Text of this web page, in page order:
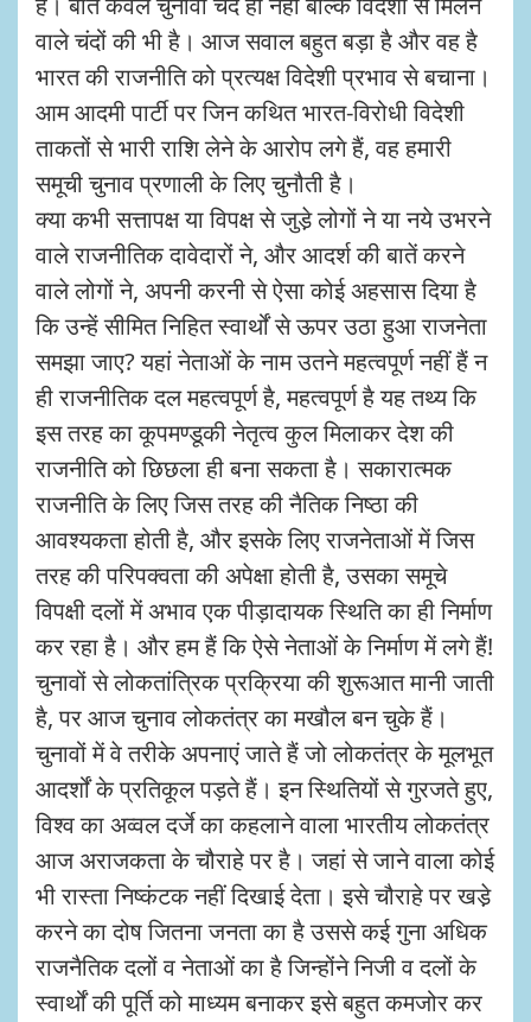
वाले चंदों की भी है। आज सवाल बहुत बड़ा है और वह है
भारत की राजनीति को प्रत्यक्ष विदेशी प्रभाव से बचाना।
आम आदमी पार्टी पर जिन कथित भारत-विरोधी विदेशी
ताकतों से भारी राशि लेने के आरोप लगे हैं, वह हमारी
समूची चुनाव प्रणाली के लिए चुनौती है।
क्या कभी सत्तापक्ष या विपक्ष से जुडे़ लोगों ने या नये उभरने
वाले राजनीतिक दावेदारों ने, और आदर्श की बातें करने
वाले लोगों ने, अपनी करनी से ऐसा कोई अहसास दिया है
कि उन्हें सीमित निहित स्वार्थों से ऊपर उठा हुआ राजनेता
समझा जाए? यहां नेताओं के नाम उतने महत्वपूर्ण नहीं हैं न
ही राजनीतिक दल महत्वपूर्ण है, महत्वपूर्ण है यह तथ्य कि
इस तरह का कूपमण्डूकी नेतृत्व कुल मिलाकर देश की
राजनीति को छिछला ही बना सकता है। सकारात्मक
राजनीति के लिए जिस तरह की नैतिक निष्ठा की
आवश्यकता होती है, और इसके लिए राजनेताओं में जिस
तरह की परिपक्वता की अपेक्षा होती है, उसका समूचे
विपक्षी दलों में अभाव एक पीड़ादायक स्थिति का ही निर्माण
कर रहा है। और हम हैं कि ऐसे नेताओं के निर्माण में लगे हैं!
चुनावों से लोकतांत्रिक प्रक्रिया की शुरूआत मानी जाती
है, पर आज चुनाव लोकतंत्र का मखौल बन चुके हैं।
चुनावों में वे तरीके अपनाएं जाते हैं जो लोकतंत्र के मूलभूत
आदर्शों के प्रतिकूल पड़ते हैं। इन स्थितियों से गुरजते हुए,
विश्व का अव्वल दर्जे का कहलाने वाला भारतीय लोकतंत्र
आज अराजकता के चौराहे पर है। जहां से जाने वाला कोई
भी रास्ता निष्कंटक नहीं दिखाई देता। इसे चौराहे पर खडे़
करने का दोष जितना जनता का है उससे कई गुना अधिक
राजनैतिक दलों व नेताओं का है जिन्होंने निजी व दलों के
स्वार्थों की पूर्ति को माध्यम बनाकर इसे बहुत कमजोर कर